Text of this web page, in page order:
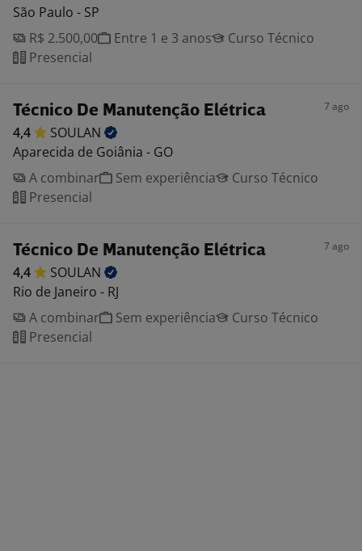
São Paulo - SP
R$ 2.500,00
Entre 1 e 3 anos
Curso Técnico
Presencial
Técnico De Manutenção Elétrica 7 ago
4,4
SOULAN
Aparecida de Goiânia - GO
A combinar
Sem experiência
Curso Técnico
Presencial
Técnico De Manutenção Elétrica 7 ago
4,4
SOULAN
Rio de Janeiro - RJ
A combinar
Sem experiência
Curso Técnico
Presencial